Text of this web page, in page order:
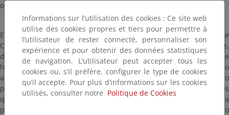
octubre.
En cumplimiento de estas instrucciones, la Demarcación de
Costas en Cantabria ha iniciado la tramitación del expediente,
dictando providencia de incoación con fecha 6/11/2017. Lo que se
hace público en cumplimiento de lo establecido en el citado
artículo. A estos efectos, y con el fin de que cualquier interesado
pueda comparecer en el expediente y formular las alegaciones
que estime oportunas durante el plazo de un mes (contado a
partir del día siguiente al de la publicación del presente anuncio
Informations sur l’utilisation des cookies : Ce site web
utilise des cookies propres et tiers pour permettre à
l’utilisateur de rester connecté, personnaliser son
expérience et pour obtenir des données statistiques
de navigation. L’utilisateur peut accepter tous les
cookies ou, s’il préfère, configurer le type de cookies
qu’il accepte. Pour plus d’informations sur les cookies
utilisés, consulter notre Politique de Cookies